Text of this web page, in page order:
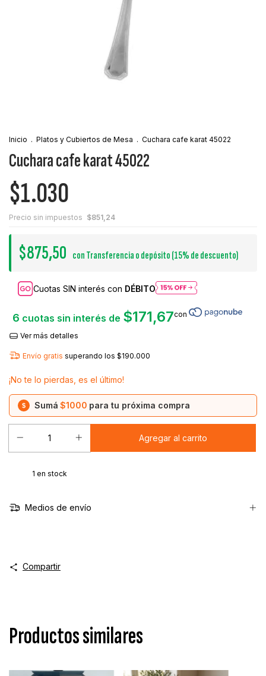
Inicio . Platos y Cubiertos de Mesa . Cuchara cafe karat 45022
Cuchara cafe karat 45022
$1.030
Precio sin impuestos $851,24
$875,50 conTransferencia o depósito
Cuotas SIN interés con DÉBITO
6 cuotas sin interés de $171,67
Ver más detalles
Envío gratis superando los $190.000
¡No te lo pierdas, es el último!
$ Sumá $1000 para tu próxima compra
1 en stock
Medios de envío
Compartir
Productos similares